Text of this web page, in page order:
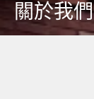
關於我們